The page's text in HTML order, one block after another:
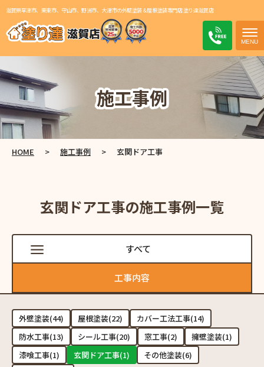
滋賀県草津市、栗東市、守山市、野洲市、大津市の外壁塗装＆屋根塗装専門店 塗り達滋賀店
電話
施工事例
HOME > 施工事例 > 玄関ドア工事
玄関ドア工事の施工事例一覧
すべて
工事内容
外壁塗装(44) 屋根塗装(22)
カバー工法工事(14)
防水工事(13)
シール工事(20) 窓工事(2)
擁壁塗装(1)
漆喰工事(1)
玄関ドア工事(1)
その他塗装(6)